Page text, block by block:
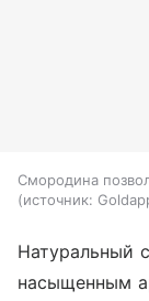
Смородина
источник:
Натуральный
насыщенным